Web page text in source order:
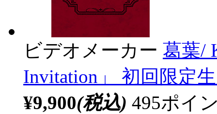
ビデオメーカー 葛葉/
Invitation」 初回限定
¥9,900(税込) 495ポイ